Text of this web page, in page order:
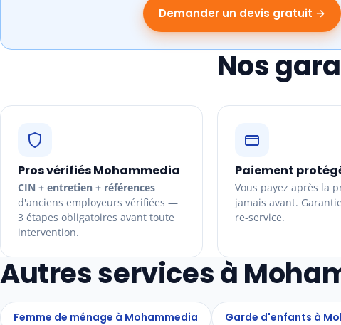
Demander un devis gratuit →
Nos
Pros vérifiés Mohammedia
CIN + entretien + références
d'anciens employeurs vérifiées —
3 étapes obligatoires avant toute
intervention.
Paiement
Vous payez après la
jamais avant.
re-service.
Autres services à
Femme de ménage à Mohammedia Garde d'enfants à